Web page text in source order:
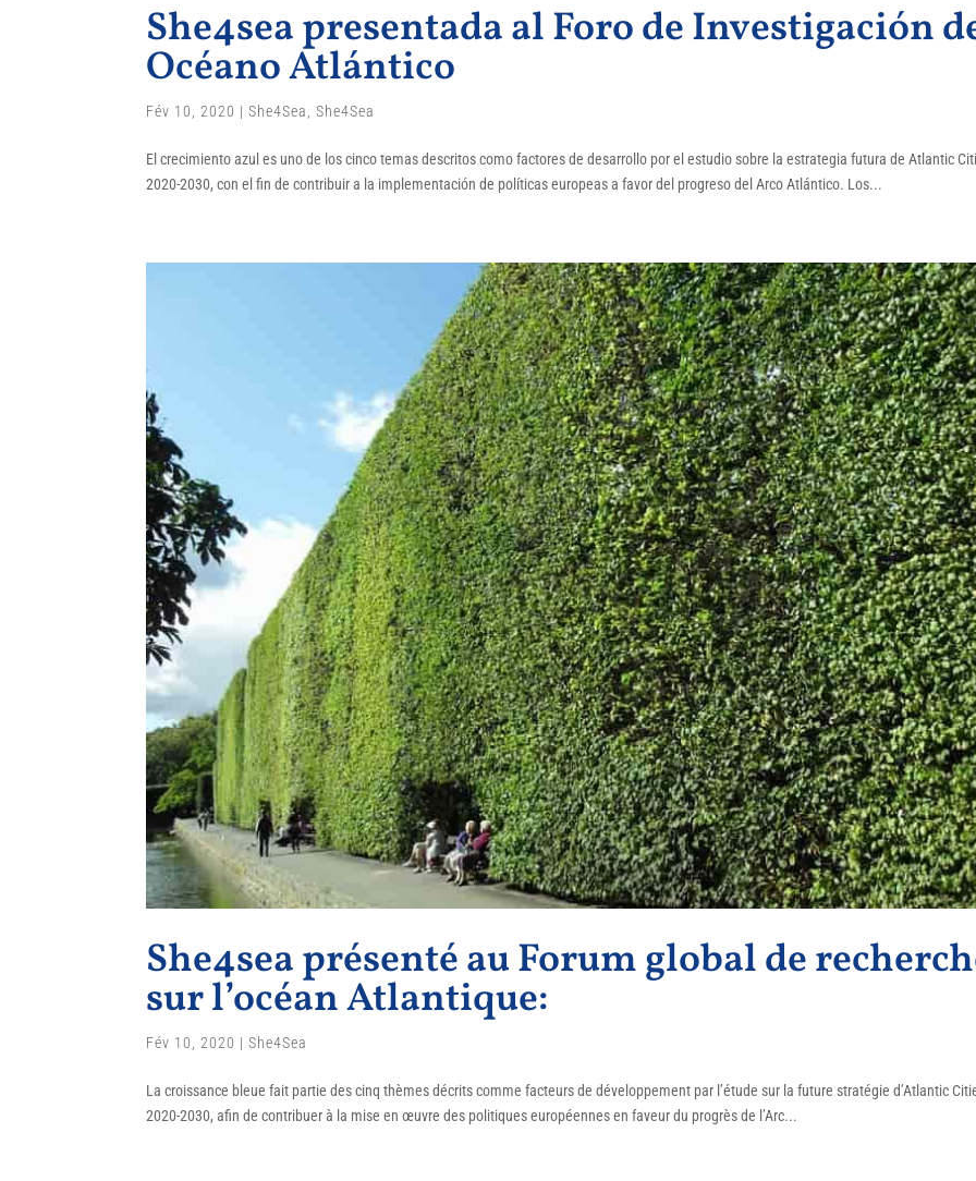
She4sea presentada al Foro de Investigación
Océano Atlántico
Fév 10, 2020 |She4Sea ,She4Sea
El crecimiento azul es uno de los cinco temas descritos como factores de desarrollo por el estudio sobre la estrategia futura de Atlantic
2020-2030, con el fin de contribuir a la implementación de políticas europeas a favor del progreso del Arco Atlántico. Los...
She4sea présenté au Forum global de
sur l’océan Atlantique:
Fév 10, 2020 |She4Sea
La croissance bleue fait partie des cinq thèmes décrits comme facteurs de développement par l’étude sur la future stratégie d’Atlantic
2020-2030, afin de contribuer à la mise en œuvre des politiques européennes en faveur du progrès de l’Arc...